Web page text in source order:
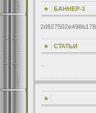
БАННЕР-3
2d827502e498b178
СТАТЬИ
...